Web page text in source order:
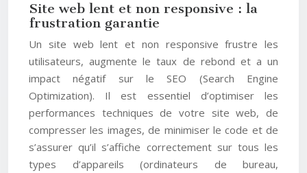
Site web lent et non responsive : la
frustration garantie
Un site web lent et non responsive frustre les
utilisateurs, augmente le taux de rebond et a un
impact négatif sur le SEO (Search Engine
Optimization). Il est essentiel d’optimiser les
performances techniques de votre site web, de
compresser les images, de minimiser le code et de
s’assurer qu’il s’affiche correctement sur tous les
types d’appareils (ordinateurs de bureau,